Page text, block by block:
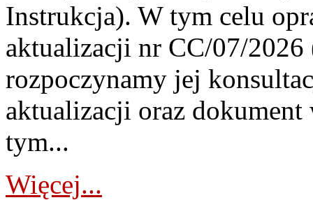
Instrukcja). W tym celu
aktualizacji nr CC/07/
rozpoczynamy jej
aktualizacji oraz
tym...
Więcej...